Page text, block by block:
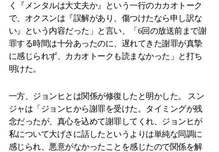
く『メンタルは大丈夫か』という一行のカカオトーク
で、オクスンは『誤解があり、傷つけたなら申し訳な
い』という内容だった」と言い、「6回の放送前まで謝
罪する時間は十分あったのに、遅れてきた謝罪が真摯
に感じられず、カカオトークも読まなかった」と打ち
明けた。
一方、ジョンヒとは関係が修復したと明かした。 スン
ジャは「ジョンヒから謝罪を受けた。タイミングが残
念だったが、真心を込めて謝罪してくれ、ジョンヒが
私について大げさに話したというよりは単純な同調に
感じられ、悪意がなかったことを感じたので関係を解